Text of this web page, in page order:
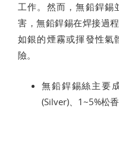
工作。然而，無鉛銲錫
害，無鉛銲錫在焊接過
如銀的煙霧或揮發性氣
險。
無鉛銲錫絲主要
(Silver)、1~5%松香